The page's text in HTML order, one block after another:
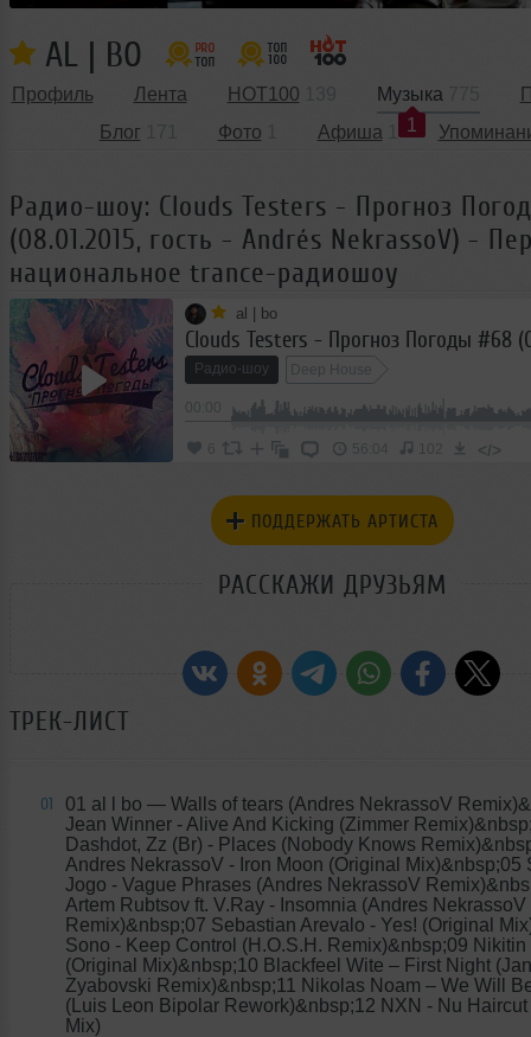
AL | BO
Профиль Лента HOT100
Музыка
1
Блог
Фото Афиша
Радио-шоу: Clouds Testers - Прогноз
(08.01.2015, гость - Andrés NekrassoV) -
национальное trance-радиошоу
al | bo
Радио-шоу Deep House
6 56:04 102 </>
ПОДДЕРЖАТЬ АРТИСТА
РАССКАЖИ ДРУЗЬЯМ
ТРЕК-ЛИСТ
01 01 al l bo — Walls of tears (Andres NekrassoV
Jean Winner - Alive And Kicking (Zimmer
Dashdot, Zz (Br) - Places (Nobody Knows
Andres NekrassoV - Iron Moon (Original Mix)&nbsp;05
Jogo - Vague Phrases (Andres NekrassoV
Artem Rubtsov ft. V.Ray - Insomnia (Andres NekrassoV
Remix)&nbsp;07 Sebastian Arevalo - Yes! (Original
Sono - Keep Control (H.O.S.H. Remix)&nbsp;09 Nikitin
(Original Mix)&nbsp;10 Blackfeel Wite – First Night (Jan
Zyabovski Remix)&nbsp;11 Nikolas Noam – We Will
(Luis Leon Bipolar Rework)&nbsp;12 NXN - Nu
Mix)